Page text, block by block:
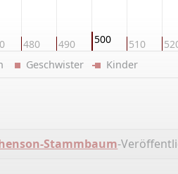
480 490 500 510
Geschwister Kinder
Stammbaum-